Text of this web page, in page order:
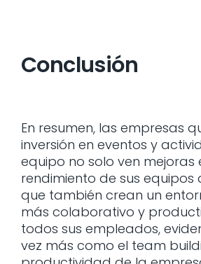
Conclusión
En resumen, las empresas
inversión en eventos y
equipo no solo ven mejoras
rendimiento de sus equipos
que también crean un
más colaborativo y
todos sus empleados,
vez más como el team